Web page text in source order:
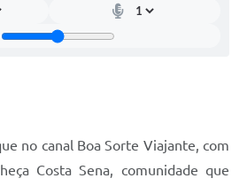
– Decisões
e Defesa do
no canal Boa Sorte Viajante, com
Costa Sena, comunidade que